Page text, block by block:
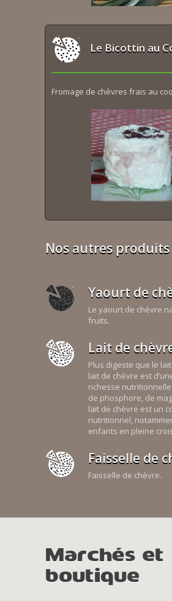
Le Bicottin au
Fromage de chèvres frais au
Nos autres produits
Yaourt de
Le yaourt de chèvre
fruits.
Lait de
Plus digeste que le
lait de chèvre est
richesse nutritionnelle
de phosphore, de
lait de chèvre est un
nutritionnel,
enfants en pleine
Faisselle de
Faisselle de chèvre.
Marchés et
boutique